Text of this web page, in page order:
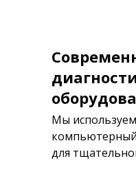
Мы
компьютерный
для